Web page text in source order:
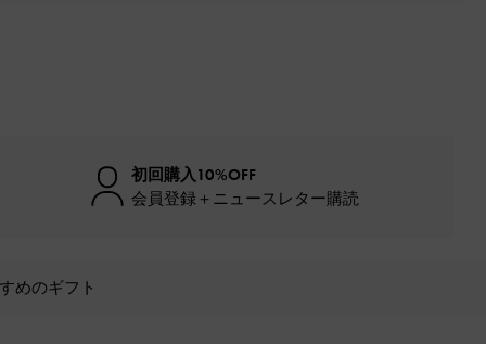
初回購入10%OFF
会員登録＋ニュースレター購読
めのギフト